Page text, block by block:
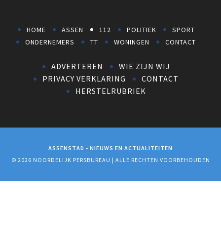
HOME ASSEN 112 POLITIEK
SPORT
ONDERNEMERS
TT WONINGEN CONTACT
ADVERTEREN
WIE ZIJN WIJ
PRIVACY VERKLARING
CONTACT
HERSTELRUBRIEK
ASSENSTAD - NIEUWS EN ACTUALITEITEN
© 2026 NOORDELIJK PERSBUREAU | ALLE RECHTEN VOORBEHOUDEN